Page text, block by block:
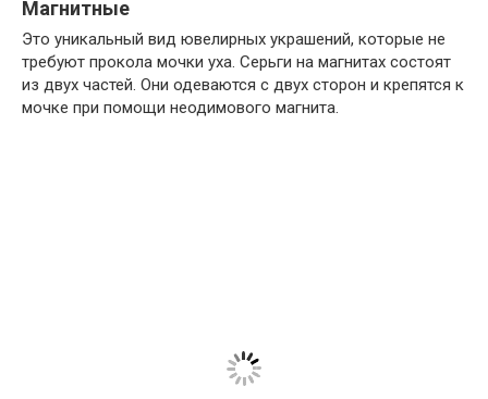
Магнитные
Это уникальный вид ювелирных украшений, которые не
требуют прокола мочки уха. Серьги на магнитах состоят
из двух частей. Они одеваются с двух сторон и крепятся к
мочке при помощи неодимового магнита.